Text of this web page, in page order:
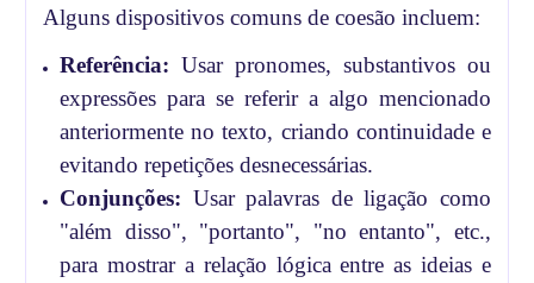
Alguns dispositivos comuns de coesão incluem:
Referência: Usar pronomes, substantivos ou
expressões para se referir a algo mencionado
anteriormente no texto, criando continuidade e
evitando repetições desnecessárias.
Conjunções: Usar palavras de ligação como
"além disso", "portanto", "no entanto", etc.,
para mostrar a relação lógica entre as ideias e